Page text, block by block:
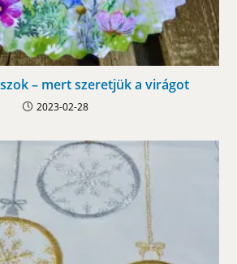
– mert szeretjük a virágot
2023-02-28